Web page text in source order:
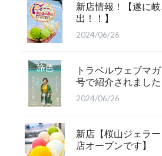
新店情報！【遂に
出！！】
2024/06/26
トラベルウェブマ
号で紹介されました
2024/06/26
新店【桜山ジェラ
店オープンです】